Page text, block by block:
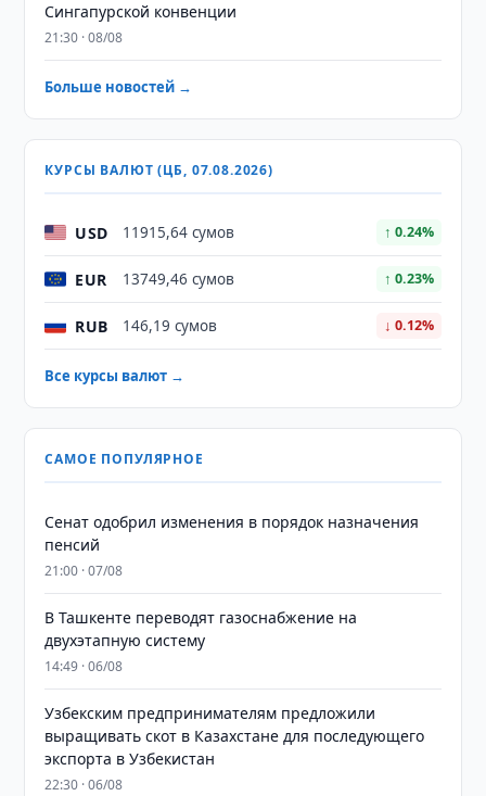
Сингапурской конвенции
21:30 · 08/08
Больше новостей →
КУРСЫ ВАЛЮТ (ЦБ, 07.08.2026)
USD 11915,64 сумов ↑ 0.24%
EUR 13749,46 сумов ↑ 0.23%
RUB 146,19 сумов ↓ 0.12%
Все курсы валют →
САМОЕ ПОПУЛЯРНОЕ
Сенат одобрил изменения в порядок назначения
пенсий
21:00 · 07/08
В Ташкенте переводят газоснабжение на
двухэтапную систему
14:49 · 06/08
Узбекским предпринимателям предложили
выращивать скот в Казахстане для последующего
экспорта в Узбекистан
22:30 · 06/08